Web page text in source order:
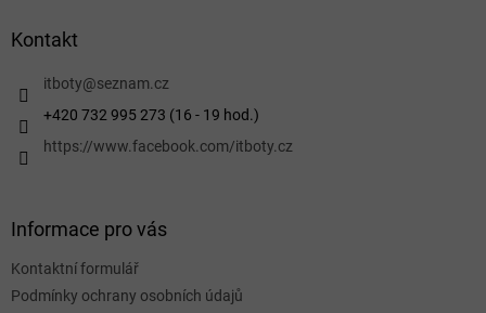
Kontakt
itboty@seznam.cz
+420 732 995 273 (16 - 19 hod.)
https://www.facebook.com/itboty.cz
Informace pro vás
Kontaktní formulář
Podmínky ochrany osobních údajů